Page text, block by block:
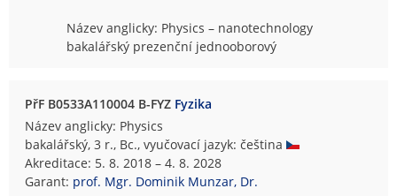
Název anglicky: Physics – nanotechnology
bakalářský prezenční jednooborový
PřF B0533A110004 B-FYZ Fyzika
Název anglicky: Physics
bakalářský, 3 r., Bc., vyučovací jazyk: čeština
Akreditace: 5. 8. 2018 – 4. 8. 2028
Garant: prof. Mgr. Dominik Munzar, Dr.